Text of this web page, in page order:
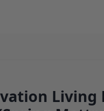
525
Living